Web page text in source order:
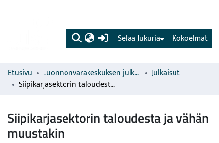
(current) Kokoelmat
Selaa Jukuria
Etusivu Luonnonvarakeskuksen julkaisut
Julkaisut
Siipikarjasektorin taloudesta ja vähän muustakin
Siipikarjasektorin taloudesta ja vähän
muustakin